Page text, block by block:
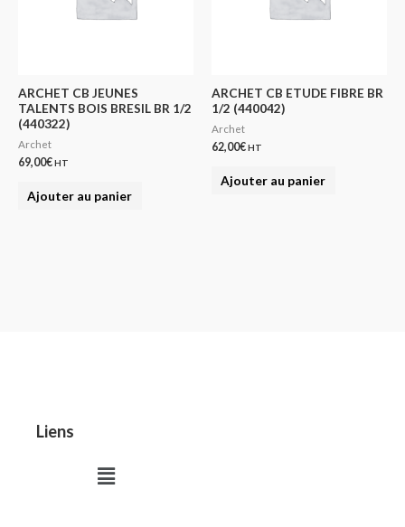
ARCHET CB JEUNES
TALENTS BOIS BRESIL BR 1/2
(440322)
Archet
69,00€HT
Ajouter au panier
ARCHET CB ETUDE FIBRE BR
1/2 (440042)
Archet
62,00€HT
Ajouter au panier
Liens
Menu